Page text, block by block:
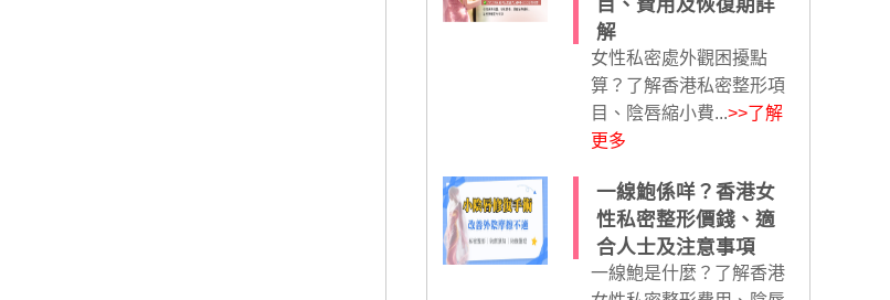
目、費用及恢復期詳
解
女性私密處外觀困擾點
算？了解香港私密整形項
目、陰唇縮小費...>>了解
更多
一線鮑係咩？香港女
性私密整形價錢、適
合人士及注意事項
一線鮑是什麼？了解香港